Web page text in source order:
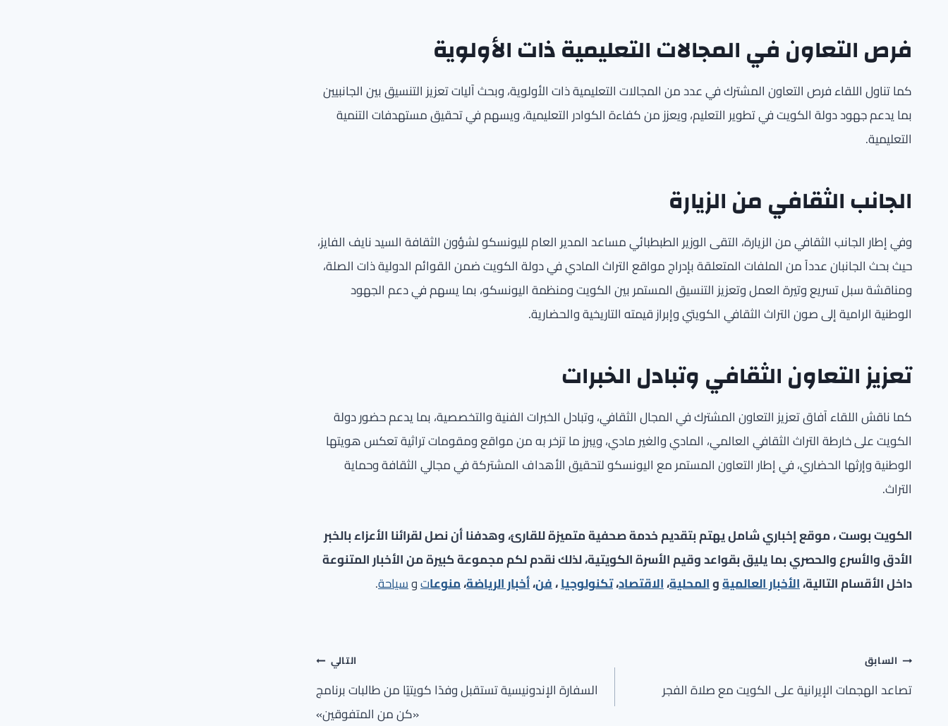
فرص التعاون في المجالات التعليمية ذات الأولوية
كما تناول اللقاء فرص التعاون المشترك في عدد من المجالات التعليمية ذات الأولوية، وبحث آليات تعزيز التنسيق بين الجانبيين
بما يدعم جهود دولة الكويت في تطوير التعليم، ويعزز من كفاءة الكوادر التعليمية، ويسهم في تحقيق مستهدفات التنمية
التعليمية.
الجانب الثقافي من الزيارة
وفي إطار الجانب الثقافي من الزيارة، التقى الوزير الطبطبائي مساعد المدير العام لليونسكو لشؤون الثقافة السيد نايف الفايز،
حيث بحث الجانبان عدداً من الملفات المتعلقة بإدراج مواقع التراث المادي في دولة الكويت ضمن القوائم الدولية ذات الصلة،
ومناقشة سبل تسريع وتيرة العمل وتعزيز التنسيق المستمر بين الكويت ومنظمة اليونسكو، بما يسهم في دعم الجهود
الوطنية الرامية إلى صون التراث الثقافي الكويتي وإبراز قيمته التاريخية والحضارية.
تعزيز التعاون الثقافي وتبادل الخبرات
كما ناقش اللقاء آفاق تعزيز التعاون المشترك في المجال الثقافي، وتبادل الخبرات الفنية والتخصصية، بما يدعم حضور دولة
الكويت على خارطة التراث الثقافي العالمي، المادي والغير مادي، ويبرز ما تزخر به من مواقع ومقومات تراثية تعكس هويتها
الوطنية وإرثها الحضاري، في إطار التعاون المستمر مع اليونسكو لتحقيق الأهداف المشتركة في مجالي الثقافة وحماية
التراث.
الكويت بوست ، موقع إخباري شامل يهتم بتقديم خدمة صحفية متميزة للقارئ، وهدفنا أن نصل لقرائنا الأعزاء بالخبر
الأدق والأسرع والحصري بما يليق بقواعد وقيم الأسرة الكويتية، لذلك نقدم لكم مجموعة كبيرة من الأخبار المتنوعة
داخل الأقسام التالية،الأخبار العالميةوالمحلية،الاقتصاد،تكنولوجيا،فن،أخبار الرياضة،منوعاتوسياحة.
تصفّح
المقالات
السابق
تصاعد الهجمات الإيرانية على الكويت مع صلاة الفجر
التالي
السفارة الإندونيسية تستقبل وفدًا كويتيًا من طالبات برنامج
«كن من المتفوقين»